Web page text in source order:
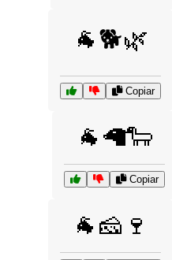
🐐🐕🌿
Copiar
🐐🦙🐑
Copiar
🐐🧀🍷